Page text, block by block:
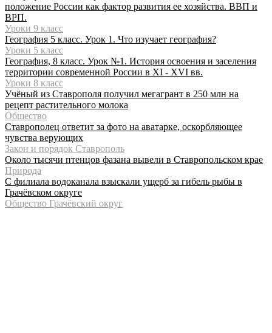
положение России как фактор развития ее хозяйства. ВВП и
ВРП.
Уроки 9 класс
География 5 класс. Урок 1. Что изучает география?
Уроки 5 класс
География, 8 класс. Урок №1. История освоения и заселения
территории современной России в XI - XVI вв.
Уроки 8 класс
Учёный из Ставрополя получил мегагрант в 250 млн на
рецепт растительного молока
Общество
Ставрополец ответит за фото на аватарке, оскорбляющее
чувства верующих
Закон и порядок Ставрополь
Около тысячи птенцов фазана вывели в Ставропольском крае
Природа
С филиала водоканала взыскали ущерб за гибель рыбы в
Грачёвском округе
Общество Грачёвский округ